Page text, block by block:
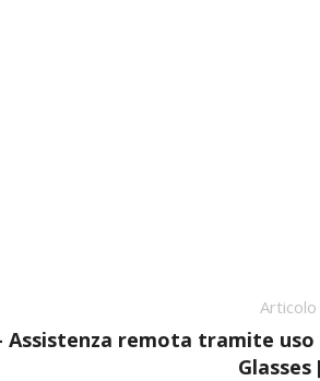
Assistenza remota tramite